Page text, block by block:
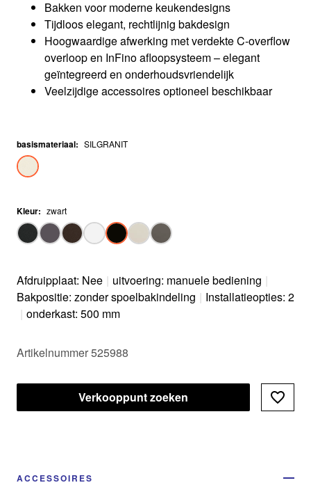
Bakken voor moderne keukendesigns
Tijdloos elegant, rechtlijnig bakdesign
Hoogwaardige afwerking met verdekte C-overflow
overloop en InFino afloopsysteem – elegant
geïntegreerd en onderhoudsvriendelijk
Veelzijdige accessoires optioneel beschikbaar
basismateriaal: SILGRANIT
Kleur: zwart
Afdruipplaat: Nee | uitvoering: manuele bediening |
Bakpositie: zonder spoelbakindeling | Installatieopties: 2
| onderkast: 500 mm
Artikelnummer 525988
Verkooppunt zoeken
ACCESSOIRES